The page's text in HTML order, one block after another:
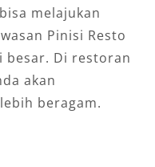
melajukan
Pinisi Resto
besar. Di restoran
akan
beragam.